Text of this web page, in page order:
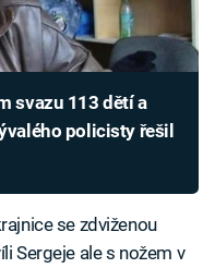
svazu 113 dětí a
policisty řešil
se zdviženou
Sergeje ale s nožem v